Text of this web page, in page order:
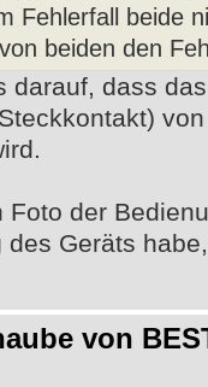
Fehlerfall beide
beiden den
darauf, dass
Foto der
des Geräts
von